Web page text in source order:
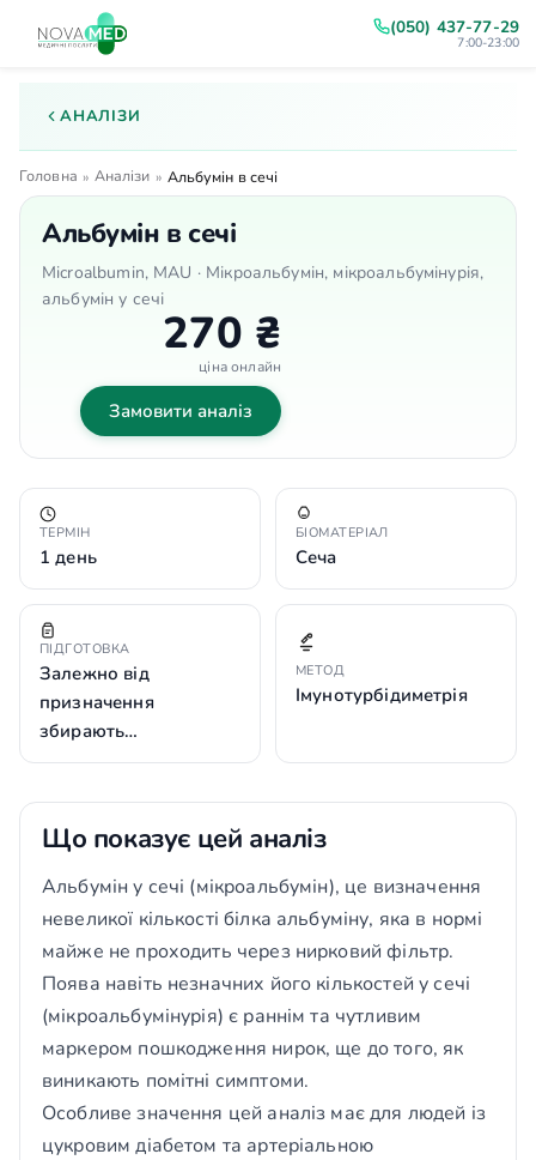
(050) 437-77-29
7:00-23:00
АНАЛІЗИ
Головна » Аналізи » Альбумін в сечі
Альбумін в сечі
Microalbumin, MAU · Мікроальбумін, мікроальбумінурія,
альбумін у сечі
270 ₴
ціна онлайн
Замовити аналіз
ТЕРМІН
1 день
БІОМАТЕРІАЛ
Сеча
ПІДГОТОВКА
Залежно від
призначення
збирають…
МЕТОД
Імунотурбідиметрія
Що показує цей аналіз
Альбумін у сечі (мікроальбумін), це визначення
невеликої кількості білка альбуміну, яка в нормі
майже не проходить через нирковий фільтр.
Поява навіть незначних його кількостей у сечі
(мікроальбумінурія) є раннім та чутливим
маркером пошкодження нирок, ще до того, як
виникають помітні симптоми.
Особливе значення цей аналіз має для людей із
цукровим діабетом та артеріальною